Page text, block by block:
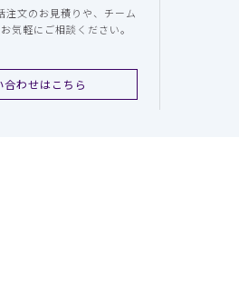
注文のお見積りや、チーム
気軽にご相談ください。
合わせはこちら